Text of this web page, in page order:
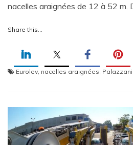
nacelles araignées de 12 à 52 m.
Share this...
Eurolev, nacelles araignées, Palazzani